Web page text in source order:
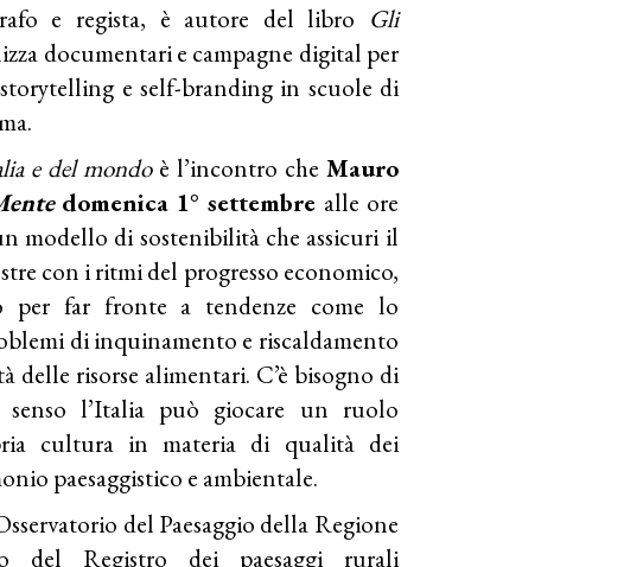
e regista, è autore del libro Gli
documentari e campagne digital per
e self-branding in scuole di
e del mondo è l’incontro che Mauro
domenica 1° settembre alle ore
modello di sostenibilità che assicuri il
con i ritmi del progresso economico,
per far fronte a tendenze come lo
di inquinamento e riscaldamento
delle risorse alimentari. C’è bisogno di
l’Italia può giocare un ruolo
cultura in materia di qualità dei
paesaggistico e ambientale.
del Paesaggio della Regione
del Registro dei paesaggi rurali